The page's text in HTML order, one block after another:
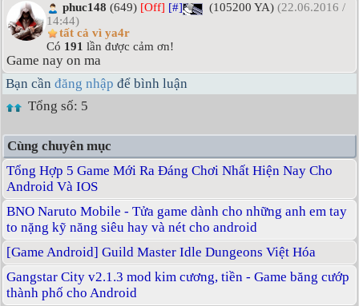
phuc148 (649) [Off] [#] (105200 YA) (22.06.2016 /
14:44)
tất cả vì ya4r
Có 191 lần được cảm ơn!
Game nay on ma
Bạn cần đăng nhập để bình luận
Tổng số: 5
Cùng chuyên mục
Tổng Hợp 5 Game Mới Ra Đáng Chơi Nhất Hiện Nay Cho
Android Và IOS
BNO Naruto Mobile - Tửa game dành cho những anh em tay
to nặng kỹ năng siêu hay và nét cho android
[Game Android] Guild Master Idle Dungeons Việt Hóa
Gangstar City v2.1.3 mod kim cương, tiền - Game băng cướp
thành phố cho Android